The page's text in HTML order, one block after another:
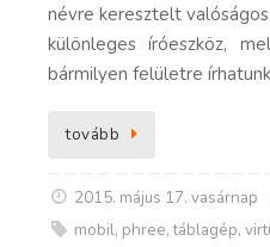
névre keresztelt
különleges íróeszköz,
bármilyen felületre
tovább
2015. május 17. vasárnap
mobil, phree,táblagép,